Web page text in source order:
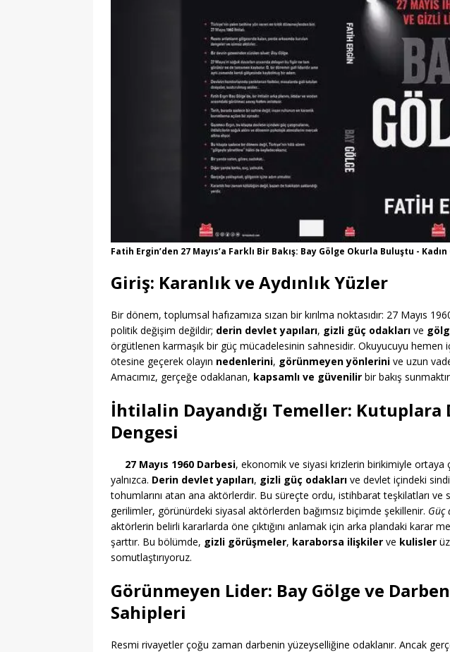
Fatih Ergin’den 27 Mayıs’a Farklı Bir Bakış: Bay Gölge Okurla Buluştu -
Giriş: Karanlık ve Aydınlık Yüzler
Bir dönem, toplumsal hafızamıza sızan bir kırılma noktasıdır: 27 Mayıs
politik değişim değildir; derin devlet yapıları, gizli güç odakları ve
örgütlenen karmaşık bir güç mücadelesinin sahnesidir. Okuyucuyu hemen
ötesine geçerek olayın nedenlerini, görünmeyen yönlerini ve uzun
Amacımız, gerçeğe odaklanan, kapsamlı ve güvenilir bir bakış
İhtilalin Dayandığı Temeller: Kutuplara
Dengesi
27 Mayıs 1960 Darbesi, ekonomik ve siyasi krizlerin birikimiyle ortaya
yalnızca. Derin devlet yapıları, gizli güç odakları ve devlet içindeki
tohumlarını atan ana aktörlerdir. Bu süreçte ordu, istihbarat teşkilatları ve
gerilimler, görünürdeki siyasal aktörlerden bağımsız biçimde şekillenir. Güç
aktörlerin belirli kararlarda öne çıktığını anlamak için arka plandaki karar
şarttır. Bu bölümde, gizli görüşmeler, karaborsa ilişkiler ve kulisler
somutlaştırıyoruz.
Görünmeyen Lider: Bay Gölge ve
Sahipleri
Resmi rivayetler çoğu zaman darbenin yüzeyselliğine odaklanır. Ancak